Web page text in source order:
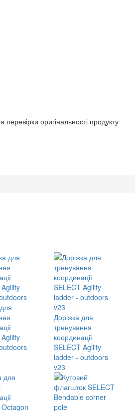
оригінальності продукту
Доріжка для
тренування
координації
SELECT Agility
ladder - outdoors
v23